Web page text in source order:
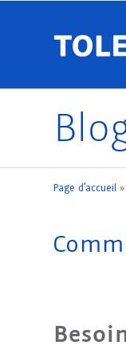
Page d’accueil »